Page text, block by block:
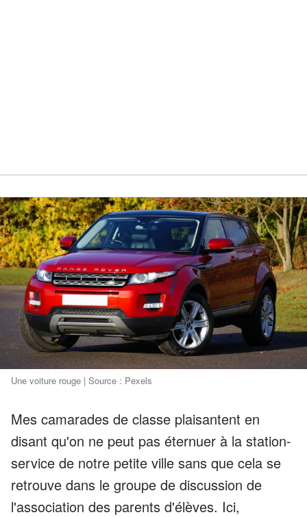
Une voiture rouge | Source : Pexels
Mes camarades de classe plaisantent en
disant qu'on ne peut pas éternuer à la station-
service de notre petite ville sans que cela se
retrouve dans le groupe de discussion de
l'association des parents d'élèves. Ici,